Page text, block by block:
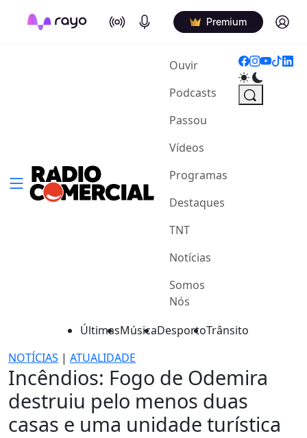
On Air Podcasts Premium Log in
Ouvir(current)
Podcasts
Passou
Vídeos
Programas
Destaques
TNT
Notícias
Somos
Nós
ÚltimasMúsicaDesportoTrânsito
NOTÍCIAS | ATUALIDADE
Incêndios: Fogo de Odemira
destruiu pelo menos duas
casas e uma unidade turística